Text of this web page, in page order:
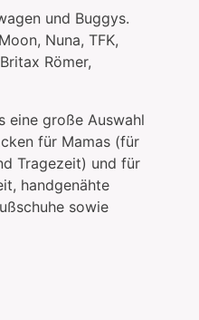
und Buggys.
Nuna, TFK,
Römer,
eine große Auswahl
für Mamas (für
Tragezeit) und für
handgenähte
sowie